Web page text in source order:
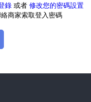
錄 或者 修改您的密碼設置
商家索取登入密碼